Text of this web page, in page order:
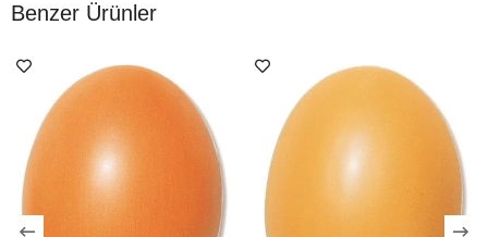
Benzer Ürünler